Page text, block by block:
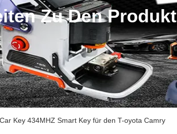
Zu Den
Key 434MHZ Smart Key für den T-oyota Camry